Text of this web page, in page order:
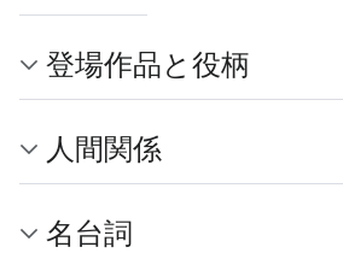
登場作品と役柄
人間関係
名台詞